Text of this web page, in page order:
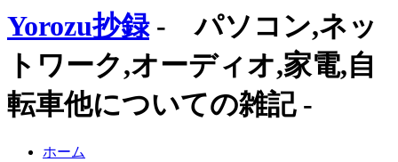
Yorozu抄録 - パソコン,ネッ
トワーク,オーディオ,家電,自
転車他についての雑記 -
ホーム